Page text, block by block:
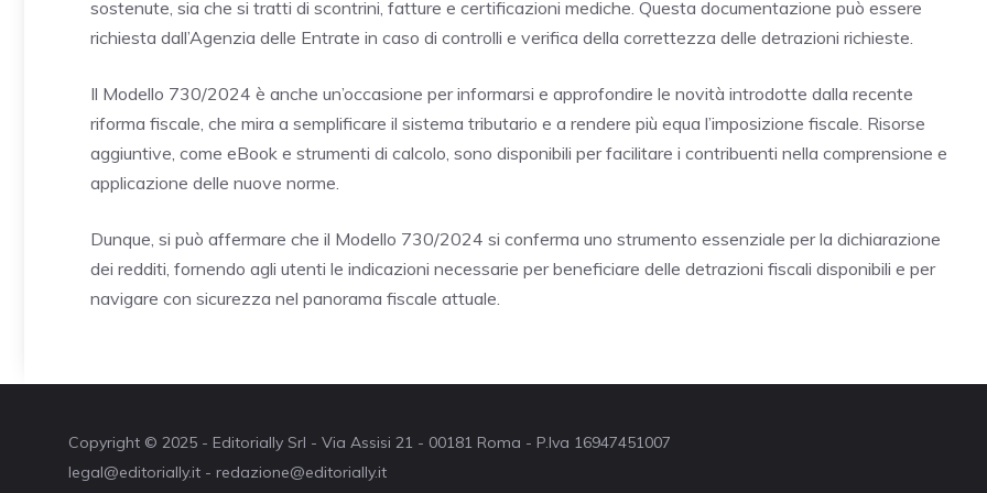
sostenute, sia che si tratti di scontrini, fatture e certificazioni mediche. Questa documentazione può essere
richiesta dall’Agenzia delle Entrate in caso di controlli e verifica della correttezza delle detrazioni richieste.
Il Modello 730/2024 è anche un’occasione per informarsi e approfondire le novità introdotte dalla recente
riforma fiscale, che mira a semplificare il sistema tributario e a rendere più equa l’imposizione fiscale. Risorse
aggiuntive, come eBook e strumenti di calcolo, sono disponibili per facilitare i contribuenti nella comprensione e
applicazione delle nuove norme.
Dunque, si può affermare che il Modello 730/2024 si conferma uno strumento essenziale per la dichiarazione
dei redditi, fornendo agli utenti le indicazioni necessarie per beneficiare delle detrazioni fiscali disponibili e per
navigare con sicurezza nel panorama fiscale attuale.
Copyright © 2025 - Editorially Srl - Via Assisi 21 - 00181 Roma - P.Iva 16947451007
legal@editorially.it - redazione@editorially.it